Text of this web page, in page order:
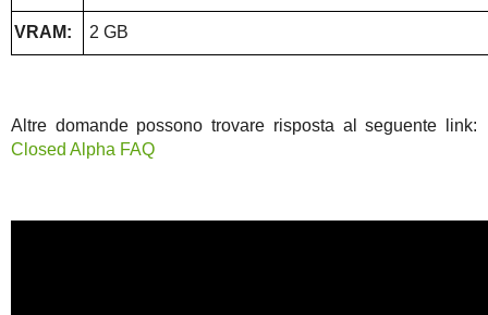
VRAM: 2 GB
Altre domande possono trovare risposta al seguente link:
Closed Alpha FAQ